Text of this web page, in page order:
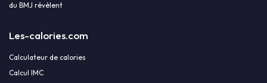
du BMJ révèlent
Les-calories.com
Calculateur de calories
Calcul IMC